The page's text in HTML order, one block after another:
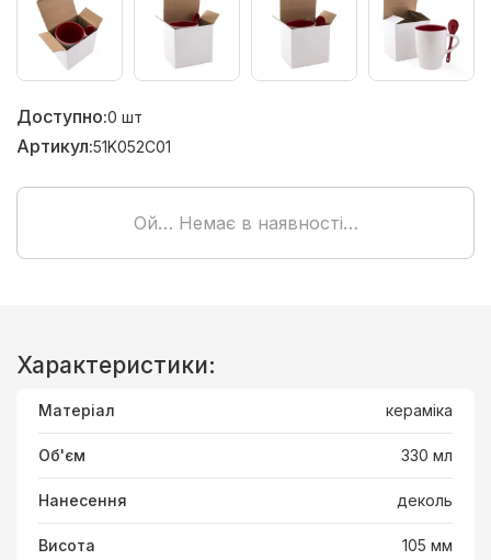
Доступно:0 шт
Артикул:51K052C01
Ой… Немає в наявності…
Характеристики:
Матеріал кераміка
Об'єм 330 мл
Нанесення деколь
Висота 105 мм